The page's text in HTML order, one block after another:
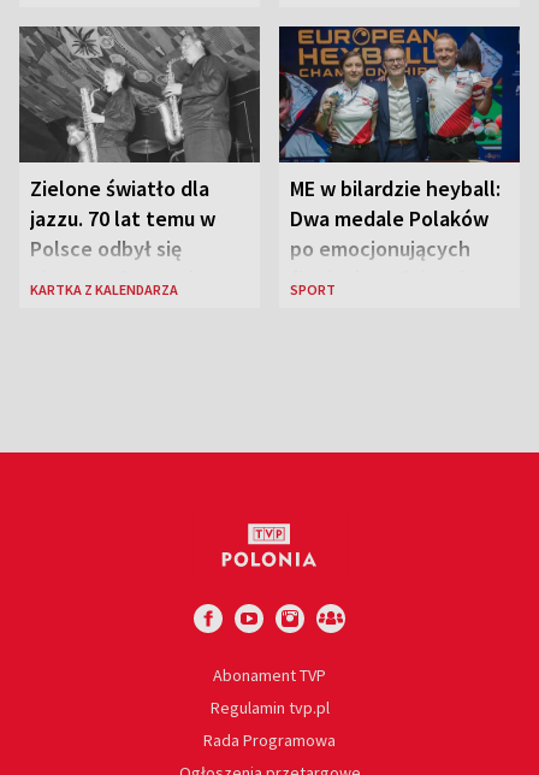
Zielone światło dla
jazzu. 70 lat temu w
Polsce odbył się
KARTKA Z KALENDARZA
ME w bilardzie heyball:
Dwa medale Polaków
po emocjonujących
SPORT
Abonament TVP
Regulamin tvp.pl
Rada Programowa